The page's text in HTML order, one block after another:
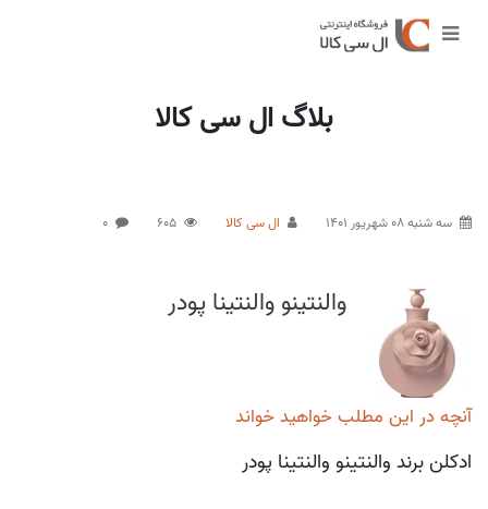
بلاگ ال سی کالا
سه شنبه 08 شهریور 1401 ال سی کالا 605
0
والنتینو والنتینا پودر
آنچه در این مطلب خواهید خواند
ادکلن برند والنتینو والنتینا پودر